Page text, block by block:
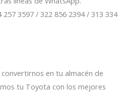
257 3597 / 322 856 2394 / 313 334
en tu almacén de
tu Toyota con los mejores